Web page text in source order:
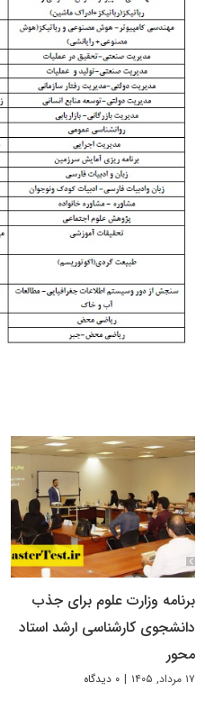
برنامه وزارت علوم برای جذب
دانشجوی کارشناسی ارشد استاد
محور
۱۷ مرداد, ۱۴۰۵ | ۰ دیدگاه